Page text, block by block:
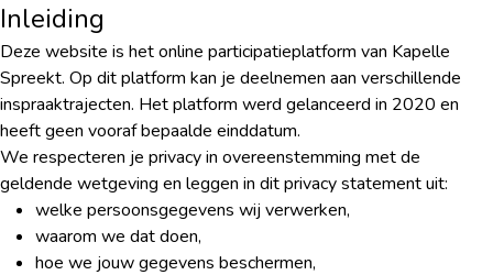
Inleiding
Deze website is het online participatieplatform van Kapelle
Spreekt. Op dit platform kan je deelnemen aan verschillende
inspraaktrajecten. Het platform werd gelanceerd in 2020 en
heeft geen vooraf bepaalde einddatum.
We respecteren je privacy in overeenstemming met de
geldende wetgeving en leggen in dit privacy statement uit:
welke persoonsgegevens wij verwerken,
waarom we dat doen,
hoe we jouw gegevens beschermen,